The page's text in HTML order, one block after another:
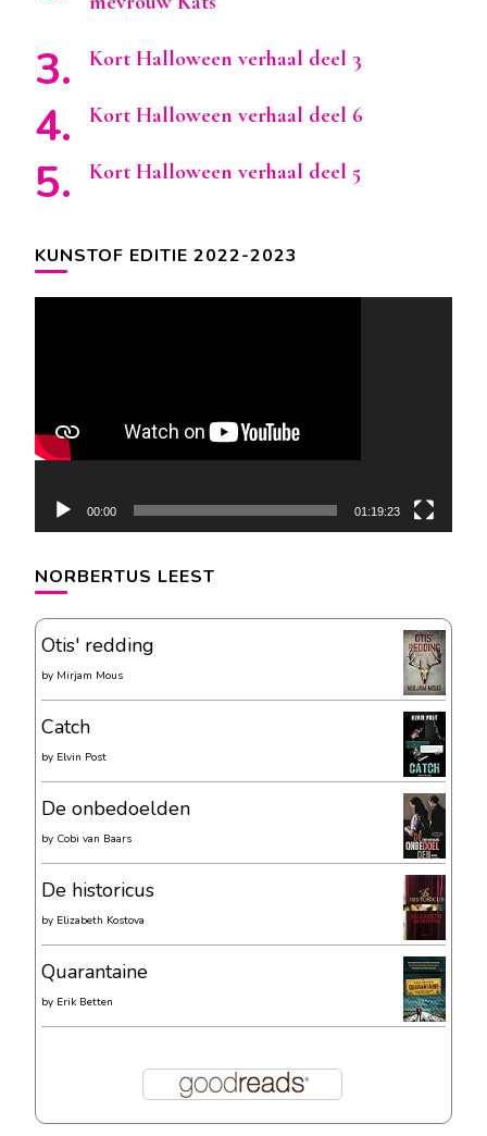
Kort Halloween verhaal deel 3
Kort Halloween verhaal deel 6
Kort Halloween verhaal deel 5
KUNSTOF EDITIE 2022-2023
00:00 01:19:23
NORBERTUS LEEST
Otis' redding
by Mirjam Mous
Catch
by Elvin Post
De onbedoelden
by Cobi van Baars
De historicus
by Elizabeth Kostova
Quarantaine
by Erik Betten